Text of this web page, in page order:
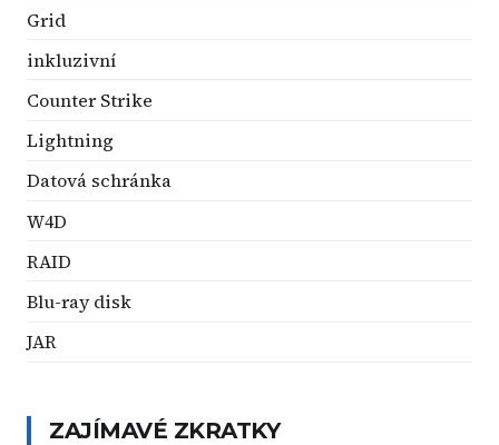
Grid
inkluzivní
Counter Strike
Lightning
Datová schránka
W4D
RAID
Blu-ray disk
JAR
ZAJÍMAVÉ ZKRATKY